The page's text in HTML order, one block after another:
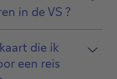
in de VS ?
die ik
een reis